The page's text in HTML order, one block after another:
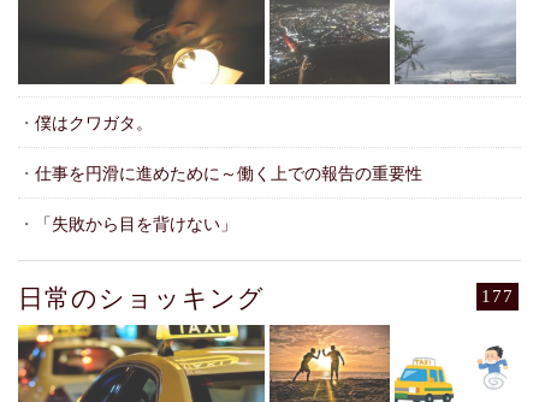
・ 僕はクワガタ。
・ 仕事を円滑に進めために～働く上での報告の重要性
・ 「失敗から目を背けない」
177
日常のショッキング